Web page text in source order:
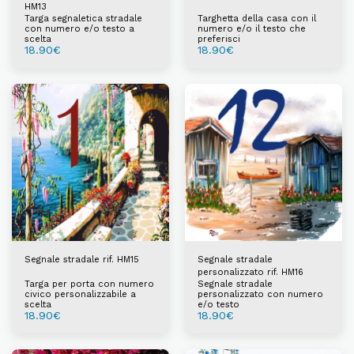
HM13
Targa segnaletica stradale
con numero e/o testo a
scelta
18.90€
Targhetta della casa con il
numero e/o il testo che
preferisci
18.90€
Segnale stradale rif. HM15
Targa per porta con numero
civico personalizzabile a
scelta
18.90€
Segnale stradale
personalizzato rif. HM16
Segnale stradale
personalizzato con numero
e/o testo
18.90€